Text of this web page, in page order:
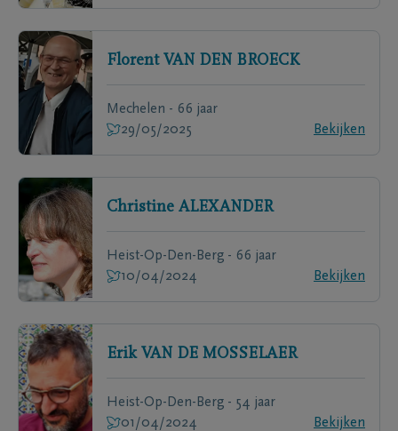
Florent VAN DEN BROECK
Mechelen - 66 jaar
29/05/2025
Bekijken
Christine ALEXANDER
Heist-Op-Den-Berg - 66 jaar
10/04/2024
Bekijken
Erik VAN DE MOSSELAER
Heist-Op-Den-Berg - 54 jaar
01/04/2024
Bekijken